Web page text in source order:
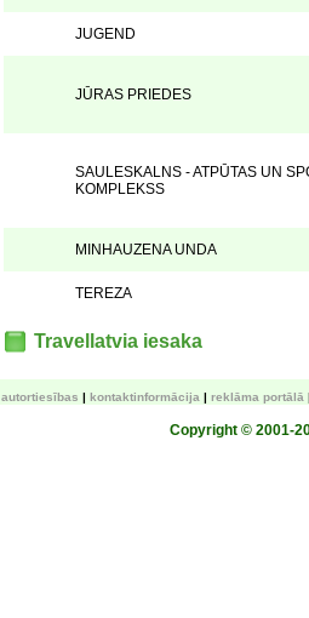
JUGEND
JŪRAS PRIEDES
SAULESKALNS - ATPŪTAS UN
KOMPLEKSS
MINHAUZENA UNDA
TEREZA
Travellatvia iesaka
autortiesības kontaktinformācija reklāma portālā
Copyright © 2001-